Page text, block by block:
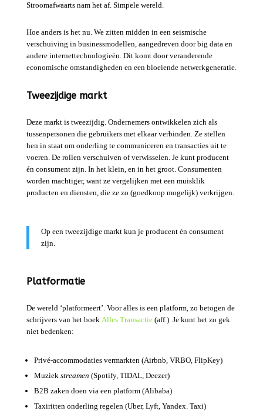
Stroomafwaarts nam het af. Simpele wereld.
Hoe anders is het nu. We zitten midden in een seismische
verschuiving in businessmodellen, aangedreven door big data en
andere internettechnologieën. Dit komt door veranderende
economische omstandigheden en een bloeiende netwerkgeneratie.
Tweezijdige markt
Deze markt is tweezijdig. Ondernemers ontwikkelen zich als
tussenpersonen die gebruikers met elkaar verbinden. Ze stellen
hen in staat om onderling te communiceren en transacties uit te
voeren. De rollen verschuiven of verwisselen. Je kunt producent
én consument zijn. In het klein, en in het groot. Consumenten
worden machtiger, want ze vergelijken met een muisklik
producten en diensten, die ze zo (goedkoop mogelijk) verkrijgen.
Op een tweezijdige markt kun je producent én consument
zijn.
Platformatie
De wereld ‘platformeert’. Voor alles is een platform, zo betogen de
schrijvers van het boek Alles Transactie(aff.). Je kunt het zo gek
niet bedenken:
Privé-accommodaties vermarkten (Airbnb, VRBO, FlipKey)
Muziek streamen (Spotify, TIDAL, Deezer)
B2B zaken doen via een platform (Alibaba)
Taxiritten onderling regelen (Uber, Lyft, Yandex. Taxi)